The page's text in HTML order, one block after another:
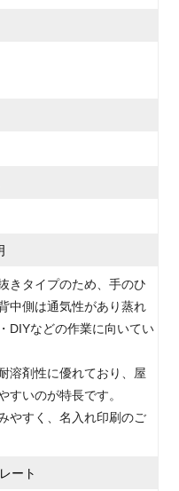
きタイプのため、手のひ
中側は通気性があり蒸れ
DIYなどの作業に向いてい
溶剤性に優れており、屋
すいのが特長です。
やすく、名入れ印刷のご
ート